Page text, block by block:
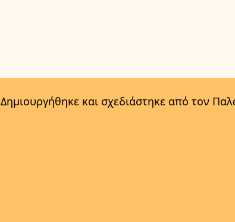
Δημιουργήθηκε και σχεδιάστηκε από τον